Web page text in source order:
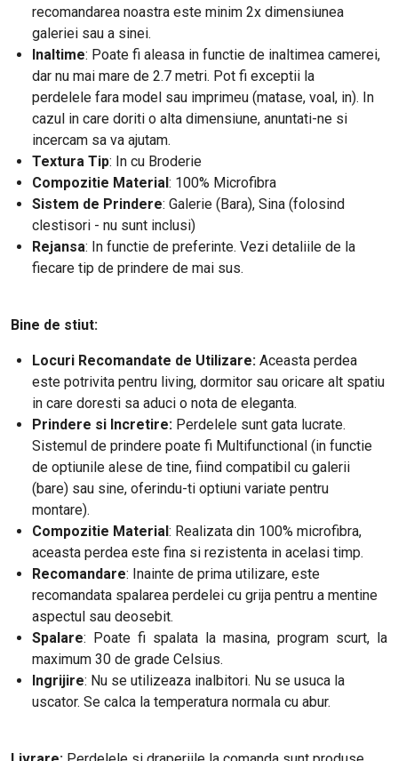
recomandarea noastra este minim 2x dimensiunea
galeriei sau a sinei.
Inaltime: Poate fi aleasa in functie de inaltimea camerei,
dar nu mai mare de 2.7 metri. Pot fi exceptii la
perdelele fara model sau imprimeu (matase, voal, in). In
cazul in care doriti o alta dimensiune, anuntati-ne si
incercam sa va ajutam.
Textura Tip: In cu Broderie
Compozitie Material: 100% Microfibra
Sistem de Prindere: Galerie (Bara), Sina (folosind
clestisori - nu sunt inclusi)
Rejansa: In functie de preferinte. Vezi detaliile de la
fiecare tip de prindere de mai sus.
Bine de stiut:
Locuri Recomandate de Utilizare: Aceasta perdea
este potrivita pentru living, dormitor sau oricare alt spatiu
in care doresti sa aduci o nota de eleganta.
Prindere si Incretire: Perdelele sunt gata lucrate.
Sistemul de prindere poate fi Multifunctional (in functie
de optiunile alese de tine, fiind compatibil cu galerii
(bare) sau sine, oferindu-ti optiuni variate pentru
montare).
Compozitie Material: Realizata din 100% microfibra,
aceasta perdea este fina si rezistenta in acelasi timp.
Recomandare: Inainte de prima utilizare, este
recomandata spalarea perdelei cu grija pentru a mentine
aspectul sau deosebit.
Spalare: Poate fi spalata la masina, program scurt, la
maximum 30 de grade Celsius.
Ingrijire: Nu se utilizeaza inalbitori. Nu se usuca la
uscator. Se calca la temperatura normala cu abur.